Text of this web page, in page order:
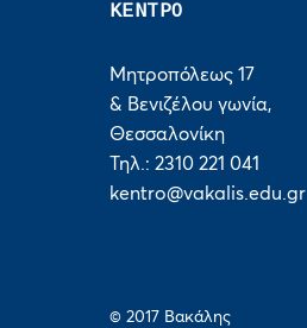
ΚΕΝΤΡΟ
Μητροπόλεως 17
& Βενιζέλου γωνία,
Θεσσαλονίκη
Τηλ.: 2310 221 041
kentro@vakalis.edu.gr
© 2017 Bακάλης